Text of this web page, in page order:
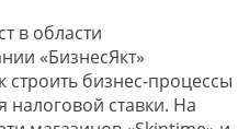
в области
«БизнесЯкт»
строить бизнес-процессы
ставки. На